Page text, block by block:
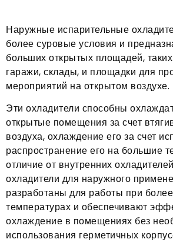
Наружные испарительные
более суровые условия и
больших открытых площадей, таких
гаражи, склады, и площадки для
мероприятий на открытом воздухе.
Эти охладители способны
открытые помещения за счет
воздуха, охлаждение его за счет
распространение его на большие
отличие от внутренних
охладители для наружного
разработаны для работы при
температурах и обеспечивают
охлаждение в помещениях без
использования герметичных